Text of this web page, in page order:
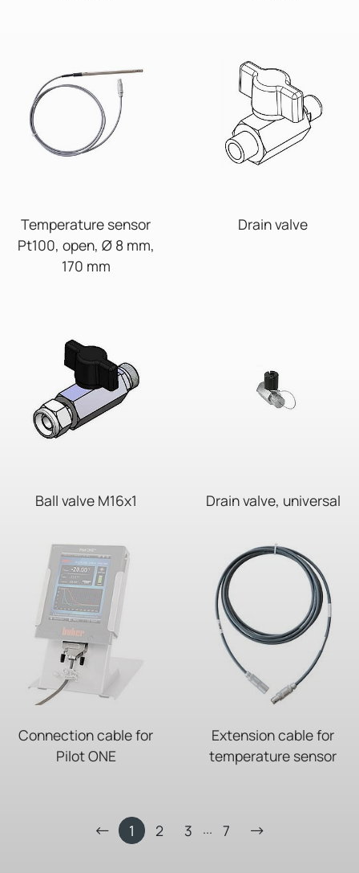
Temperature sensor
Pt100, open, Ø 8 mm,
170 mm
Drain valve
Ball valve M16x1 Drain valve, universal
Connection cable for
Pilot ONE
Extension cable for
temperature sensor
1 2 3 ... 7